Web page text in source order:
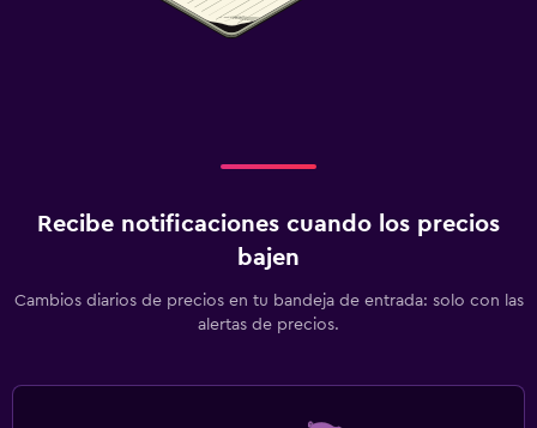
Recibe notificaciones cuando los precios
bajen
Cambios diarios de precios en tu bandeja de entrada: solo con las
alertas de precios.